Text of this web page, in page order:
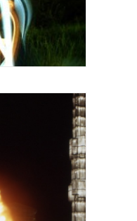
2005
Patricia